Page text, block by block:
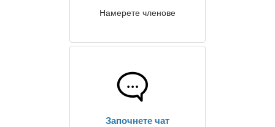
Намерете членове
Започнете чат